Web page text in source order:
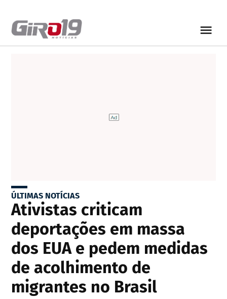
ÚLTIMAS NOTÍCIAS
Ativistas criticam
deportações em massa
dos EUA e pedem medidas
de acolhimento de
migrantes no Brasil